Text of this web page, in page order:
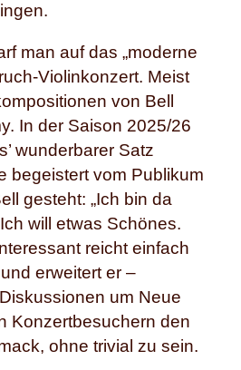
man auf das „moderne
Violinkonzert. Meist
von Bell
In der Saison 2025/26
wunderbarer Satz
begeistert vom Publikum
gesteht: „Ich bin da
will etwas Schönes.
reicht einfach
erweitert er –
um Neue
Konzertbesuchern den
ohne trivial zu sein.